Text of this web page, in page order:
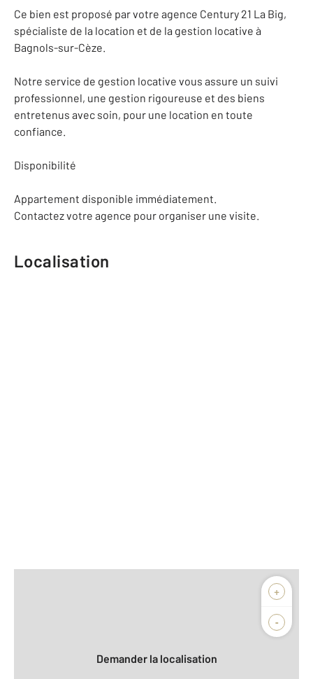
Ce bien est proposé par votre agence Century 21 La Big,
spécialiste de la location et de la gestion locative à
Bagnols-sur-Cèze.
Notre service de gestion locative vous assure un suivi
professionnel, une gestion rigoureuse et des biens
entretenus avec soin, pour une location en toute
confiance.
Disponibilité
Appartement disponible immédiatement.
Contactez votre agence pour organiser une visite.
Localisation
+
-
Demander la localisation